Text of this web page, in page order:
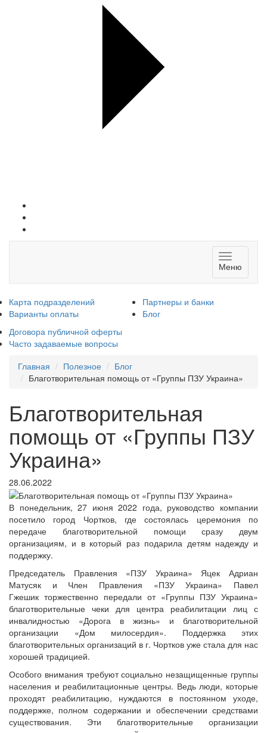
Toggle
Меню
Карта подразделений
Варианты оплаты
Партнеры и банки
Блог
Договора публичной оферты
Часто задаваемые вопросы
Главная
Полезное
Блог
Благотворительная помощь от «Группы ПЗУ Украина»
Благотворительная
помощь от «Группы ПЗУ
Украина»
28.06.2022
В понедельник, 27 июня 2022 года, руководство компании
посетило город Чортков, где состоялась церемония по
передаче благотворительной помощи сразу двум
организациям, и в который раз подарила детям надежду и
поддержку.
Председатель Правления «ПЗУ Украина» Яцек Адриан
Матусяк и Член Правления «ПЗУ Украина» Павел
Гжешик торжественно передали от «Группы ПЗУ Украина»
благотворительные чеки для центра реабилитации лиц с
инвалидностью «Дорога в жизнь» и благотворительной
организации «Дом милосердия». Поддержка этих
благотворительных организаций в г. Чортков уже стала для нас
хорошей традицией.
Особого внимания требуют социально незащищенные группы
населения и реабилитационные центры. Ведь люди, которые
проходят реабилитацию, нуждаются в постоянном уходе,
поддержке, полном содержании и обеспечении средствами
существования. Эти благотворительные организации